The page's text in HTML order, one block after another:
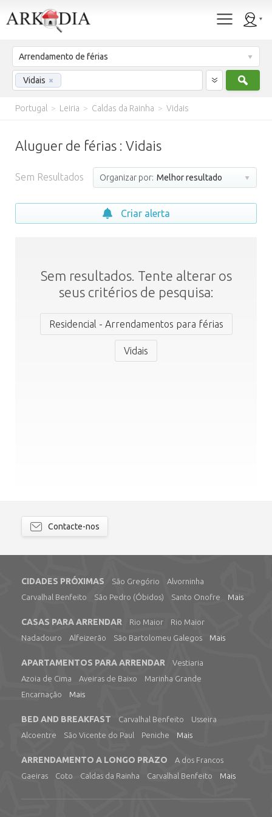
Arrendamento de férias
Vidais ×
Portugal > Leiria > Caldas da Rainha > Vidais
Aluguer de férias : Vidais
Sem Resultados Organizar por: Melhor resultado
Criar alerta
Sem resultados. Tente alterar os
seus critérios de pesquisa:
Residencial - Arrendamentos para férias
Vidais
Contacte-nos
CIDADES PRÓXIMAS São Gregório
Alvorninha
Carvalhal Benfeito
São Pedro (Óbidos) Santo Onofre Mais
CASAS PARA ARRENDAR Rio Maior
Rio Maior
Nadadouro
Alfeizerão São Bartolomeu Galegos Mais
APARTAMENTOS PARA ARRENDAR
Vestiaria
Azoia de Cima
Aveiras de Baixo
Marinha Grande
Encarnação
Mais
BED AND BREAKFAST Carvalhal Benfeito
Usseira
Alcoentre
São Vicente do Paul Peniche Mais
ARRENDAMENTO A LONGO PRAZO
A dos Francos
Gaeiras
Coto Caldas da Rainha Carvalhal Benfeito Mais